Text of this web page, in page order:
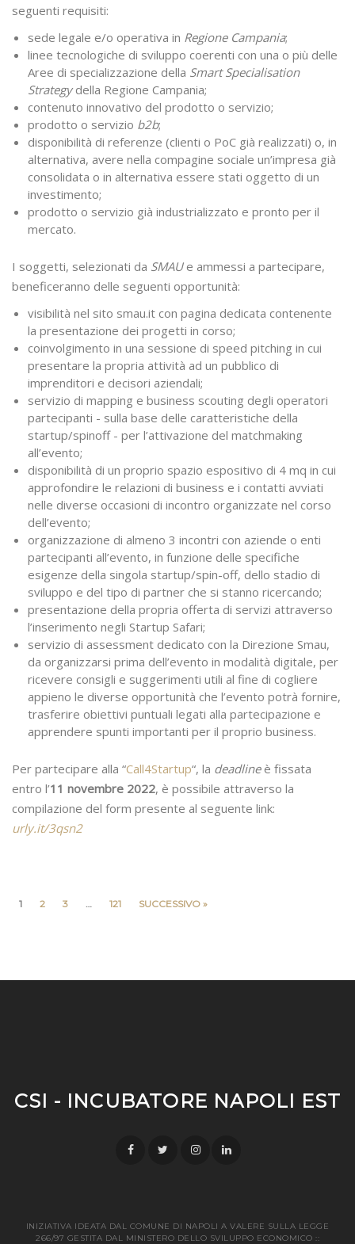
seguenti requisiti:
sede legale e/o operativa in Regione Campania;
linee tecnologiche di sviluppo coerenti con una o più delle
Aree di specializzazione della Smart Specialisation
Strategydella Regione Campania;
contenuto innovativo del prodotto o servizio;
prodotto o servizio b2b;
disponibilità di referenze (clienti o PoC già realizzati) o, in
alternativa, avere nella compagine sociale un’impresa già
consolidata o in alternativa essere stati oggetto di un
investimento;
prodotto o servizio già industrializzato e pronto per il
mercato.
I soggetti, selezionati da SMAUe ammessi a partecipare,
beneficeranno delle seguenti opportunità:
visibilità nel sito smau.it con pagina dedicata contenente
la presentazione dei progetti in corso;
coinvolgimento in una sessione di speed pitching in cui
presentare la propria attività ad un pubblico di
imprenditori e decisori aziendali;
servizio di mapping e business scouting degli operatori
partecipanti - sulla base delle caratteristiche della
startup/spinoff - per l’attivazione del matchmaking
all’evento;
disponibilità di un proprio spazio espositivo di 4 mq in cui
approfondire le relazioni di business e i contatti avviati
nelle diverse occasioni di incontro organizzate nel corso
dell’evento;
organizzazione di almeno 3 incontri con aziende o enti
partecipanti all’evento, in funzione delle specifiche
esigenze della singola startup/spin-off, dello stadio di
sviluppo e del tipo di partner che si stanno ricercando;
presentazione della propria offerta di servizi attraverso
l’inserimento negli Startup Safari;
servizio di assessment dedicato con la Direzione Smau,
da organizzarsi prima dell’evento in modalità digitale, per
ricevere consigli e suggerimenti utili al fine di cogliere
appieno le diverse opportunità che l’evento potrà fornire,
trasferire obiettivi puntuali legati alla partecipazione e
apprendere spunti importanti per il proprio business.
Per partecipare alla “Call4Startup“, la deadline è fissata
entro l’11 novembre 2022, è possibile attraverso la
compilazione del form presente al seguente link:
urly.it/3qsn2
1 2 3 … 121 SUCCESSIVO »
CSI - INCUBATORE NAPOLI EST
INIZIATIVA IDEATA DAL COMUNE DI NAPOLI A VALERE SULLA LEGGE
266/97 GESTITA DAL MINISTERO DELLO SVILUPPO ECONOMICO ::